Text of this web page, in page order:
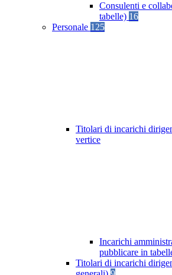
Consulenti e
tabelle) 16
Personale 125
Titolari di incarichi
vertice
Incarichi
pubblicare in
Titolari di incarichi